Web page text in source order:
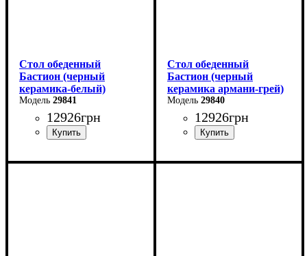
Стол обеденный
Бастион (черный
керамика-белый)
29841
12926грн
Ширина: 140 (+60) см
Стол обеденный
Бастион (черный
керамика армани-грей)
29840
12926грн
Ширина: 140 (+60) см